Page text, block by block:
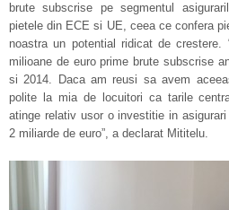
brute subscrise pe segmentul
pietele din ECE si UE, ceea ce confera
noastra un potential ridicat de crestere.
milioane de euro prime brute subscrise
si 2014. Daca am reusi sa avem
polite la mia de locuitori ca tarile
atinge relativ usor o investitie in
2 miliarde de euro”, a declarat Mititelu.